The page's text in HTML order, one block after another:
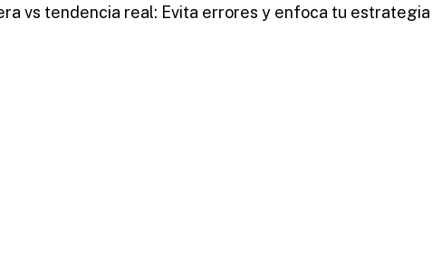
vs tendencia real: Evita errores y enfoca tu estrategia